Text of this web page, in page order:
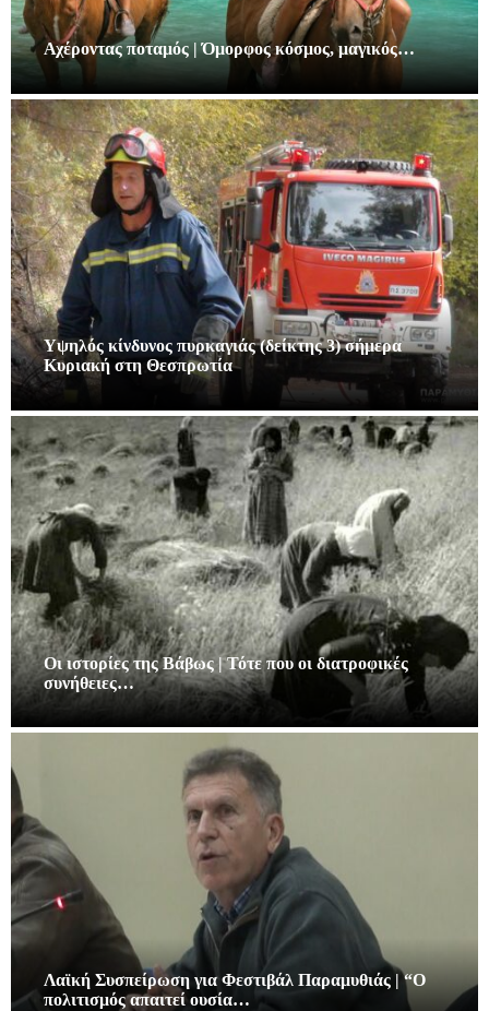
Αχέροντας ποταμός | Όμορφος κόσμος, μαγικός…
Υψηλός κίνδυνος πυρκαγιάς (δείκτης 3) σήμερα
Κυριακή στη Θεσπρωτία
Οι ιστορίες της Βάβως | Τότε που οι διατροφικές
συνήθειες…
Λαϊκή Συσπείρωση για Φεστιβάλ Παραμυθιάς | “Ο
πολιτισμός απαιτεί ουσία…